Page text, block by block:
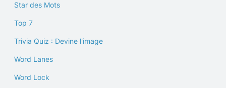
Star des Mots
Top 7
Trivia Quiz : Devine l'image
Word Lanes
Word Lock